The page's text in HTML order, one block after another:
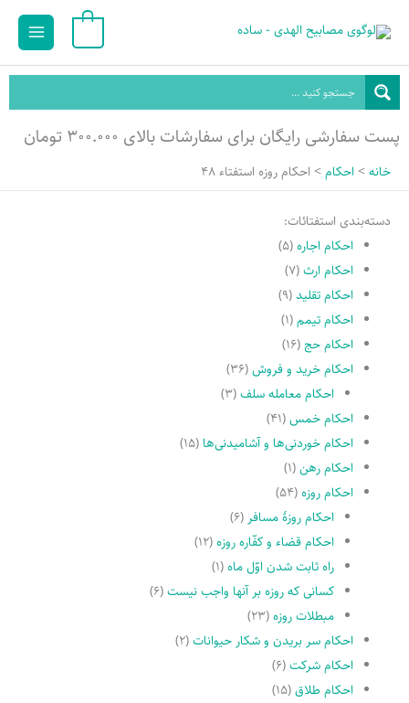
محتوا
Main
پست سفارشی رایگان برای سفارشات بالای ۳۰۰.۰۰۰ تومان
خانه احکام احکام روزه استفتاء 48
دسته‌بندی استفتائات:
احکام اجاره(۵)
احکام ارث(۷)
احکام تقلید(۹)
احکام تیمم(۱)
احکام حج(۱۶)
احکام خرید و فروش(۳۶)
احکام معامله سلف(۳)
احکام خمس(۴۱)
احکام خوردنی‌ها و آشامیدنی‌ها(۱۵)
احکام رهن(۱)
احکام روزه(۵۴)
احکام روزۀ مسافر (۶)
احکام قضاء و کفّاره روزه(۱۲)
راه ثابت شدن اوّل ماه(۱)
کسانى که روزه بر آنها واجب نیست(۶)
مبطلات روزه(۲۳)
احکام سر بریدن و شکار حیوانات(۲)
احکام شرکت(۶)
احکام طلاق(۱۵)